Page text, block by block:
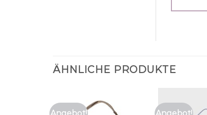
ÄHNLICHE PRODUKTE
Angebot! Angebot!